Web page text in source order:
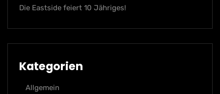
Die Eastside feiert 10 Jähriges!
Kategorien
Allgemein